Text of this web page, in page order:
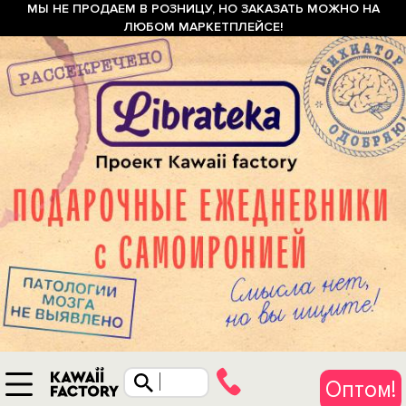
МЫ НЕ ПРОДАЕМ В РОЗНИЦУ, НО ЗАКАЗАТЬ МОЖНО НА
ЛЮБОМ МАРКЕТПЛЕЙСЕ!
Оптом!